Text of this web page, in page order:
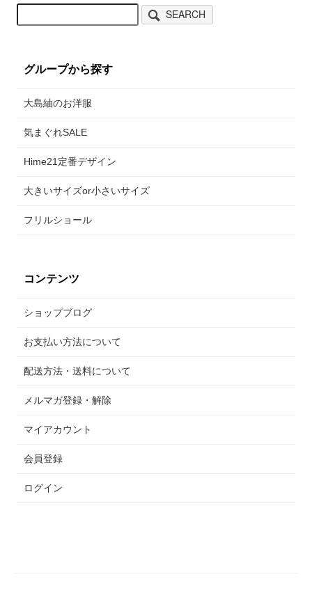
SEARCH
グループから探す
大島紬のお洋服
気まぐれSALE
Hime21定番デザイン
大きいサイズor小さいサイズ
フリルショール
コンテンツ
ショップブログ
お支払い方法について
配送方法・送料について
メルマガ登録・解除
マイアカウント
会員登録
ログイン